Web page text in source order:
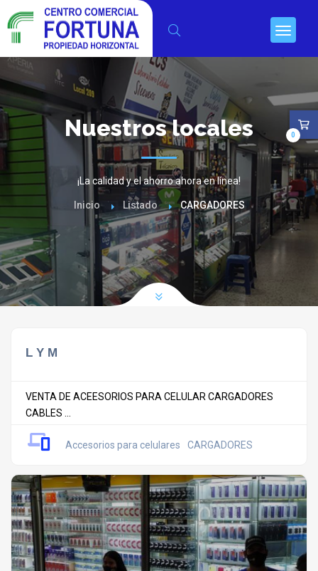
Nuestros locales
¡La calidad y el ahorro ahora en línea!
Inicio Listado CARGADORES
L Y M
VENTA DE ACEESORIOS PARA CELULAR CARGADORES
CABLES ...
Accesorios para celulares CARGADORES
0